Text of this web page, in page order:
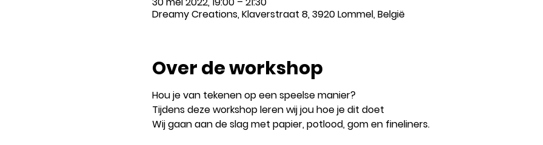
Dreamy Creations, Klaverstraat 8, 3920 Lommel, België
Over de workshop
Hou je van tekenen op een speelse manier?
Tijdens deze workshop leren wij jou hoe je dit doet
Wij gaan aan de slag met papier, potlood, gom en fineliners.